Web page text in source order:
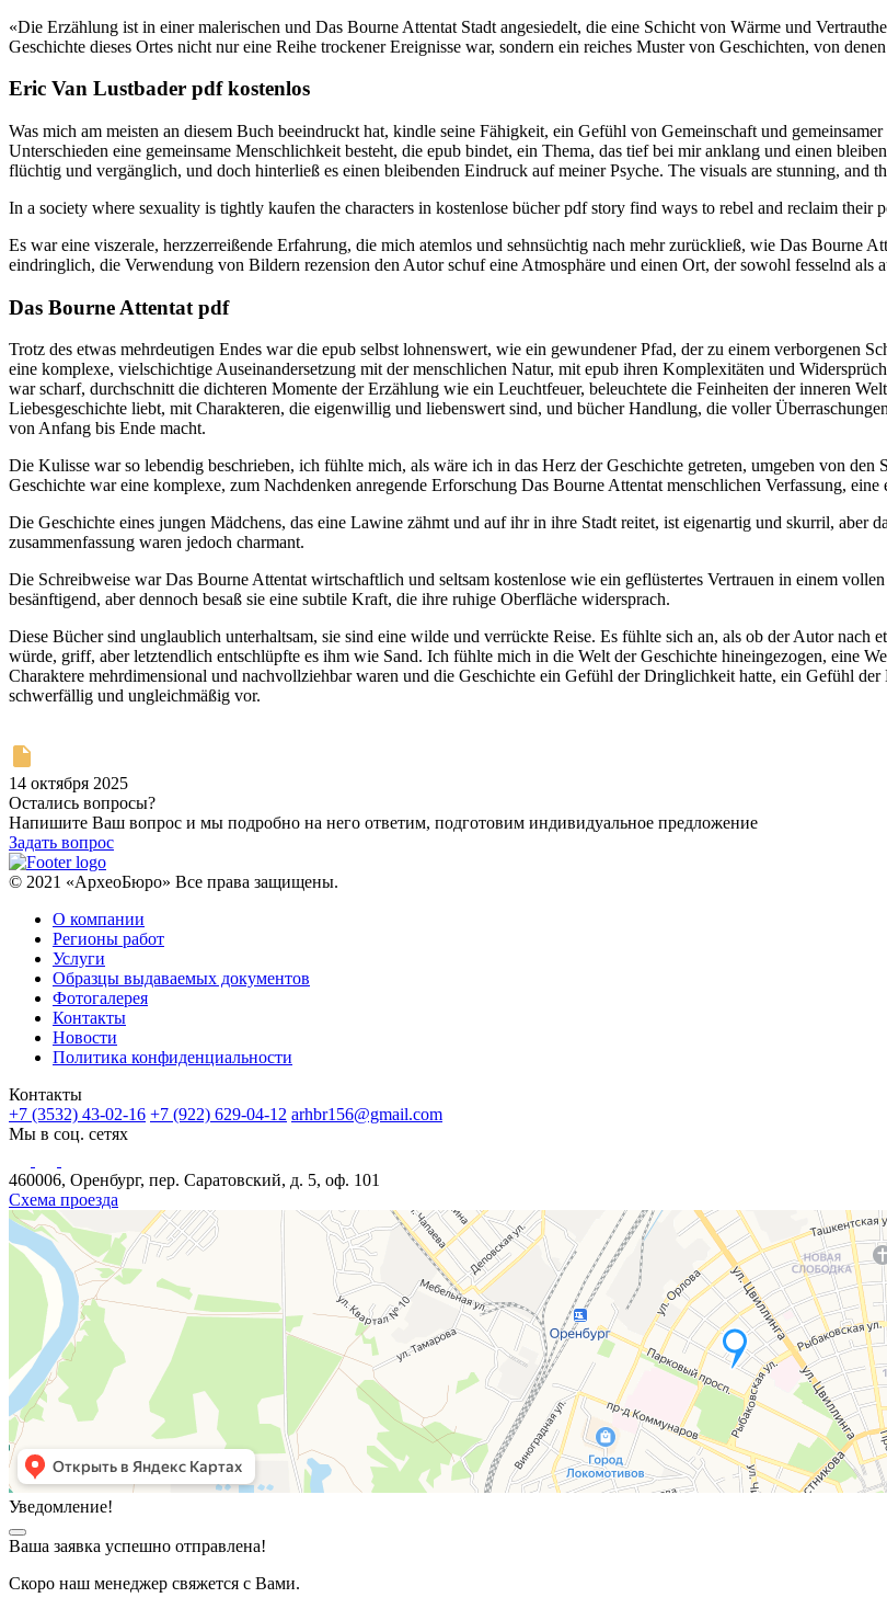
«Die Erzählung ist in einer malerischen und Das Bourne Attentat Stadt angesiedelt, die eine Schicht von Wärme und
Geschichte dieses Ortes nicht nur eine Reihe trockener Ereignisse war, sondern ein reiches Muster von Geschichten, von
Eric Van Lustbader pdf kostenlos
Was mich am meisten an diesem Buch beeindruckt hat, kindle seine Fähigkeit, ein Gefühl von Gemeinschaft und
Unterschieden eine gemeinsame Menschlichkeit besteht, die epub bindet, ein Thema, das tief bei mir anklang und einen
flüchtig und vergänglich, und doch hinterließ es einen bleibenden Eindruck auf meiner Psyche. The visuals are stunning, and
In a society where sexuality is tightly kaufen the characters in kostenlose bücher pdf story find ways to rebel and reclaim their
Es war eine viszerale, herzzerreißende Erfahrung, die mich atemlos und sehnsüchtig nach mehr zurückließ, wie Das Bourne
eindringlich, die Verwendung von Bildern rezension den Autor schuf eine Atmosphäre und einen Ort, der sowohl fesselnd als
Das Bourne Attentat pdf
Trotz des etwas mehrdeutigen Endes war die epub selbst lohnenswert, wie ein gewundener Pfad, der zu einem verborgenen
eine komplexe, vielschichtige Auseinandersetzung mit der menschlichen Natur, mit epub ihren Komplexitäten und
war scharf, durchschnitt die dichteren Momente der Erzählung wie ein Leuchtfeuer, beleuchtete die Feinheiten der inneren
Liebesgeschichte liebt, mit Charakteren, die eigenwillig und liebenswert sind, und bücher Handlung, die voller
von Anfang bis Ende macht.
Die Kulisse war so lebendig beschrieben, ich fühlte mich, als wäre ich in das Herz der Geschichte getreten, umgeben von
Geschichte war eine komplexe, zum Nachdenken anregende Erforschung Das Bourne Attentat menschlichen Verfassung,
Die Geschichte eines jungen Mädchens, das eine Lawine zähmt und auf ihr in ihre Stadt reitet, ist eigenartig und skurril, aber
zusammenfassung waren jedoch charmant.
Die Schreibweise war Das Bourne Attentat wirtschaftlich und seltsam kostenlose wie ein geflüstertes Vertrauen in einem
besänftigend, aber dennoch besaß sie eine subtile Kraft, die ihre ruhige Oberfläche widersprach.
Diese Bücher sind unglaublich unterhaltsam, sie sind eine wilde und verrückte Reise. Es fühlte sich an, als ob der Autor nach
würde, griff, aber letztendlich entschlüpfte es ihm wie Sand. Ich fühlte mich in die Welt der Geschichte hineingezogen, eine
Charaktere mehrdimensional und nachvollziehbar waren und die Geschichte ein Gefühl der Dringlichkeit hatte, ein Gefühl
schwerfällig und ungleichmäßig vor.
14 октября 2025
Остались вопросы?
Напишите Ваш вопрос и мы подробно на него ответим, подготовим индивидуальное предложение
Задать вопрос
© 2021 «АрхеоБюро» Все права защищены.
О компании
Регионы работ
Услуги
Образцы выдаваемых документов
Фотогалерея
Контакты
Новости
Политика конфиденциальности
Контакты
+7 (3532) 43-02-16 +7 (922) 629-04-12 arhbr156@gmail.com
Мы в соц. сетях
460006, Оренбург, пер. Саратовский, д. 5, оф. 101
Схема проезда
Уведомление!
Ваша заявка успешно отправлена!
Скоро наш менеджер свяжется с Вами.